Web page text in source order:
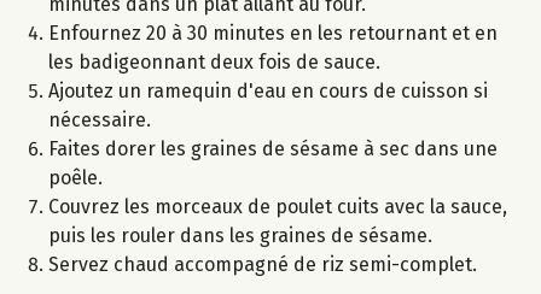
Enfournez 20 à 30 minutes en les retournant et en
les badigeonnant deux fois de sauce.
Ajoutez un ramequin d'eau en cours de cuisson si
nécessaire.
Faites dorer les graines de sésame à sec dans une
poêle.
Couvrez les morceaux de poulet cuits avec la sauce,
puis les rouler dans les graines de sésame.
Servez chaud accompagné de riz semi-complet.